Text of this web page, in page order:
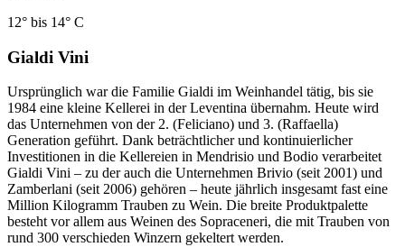
12° bis 14° C
Gialdi Vini
Ursprünglich war die Familie Gialdi im Weinhandel tätig, bis sie
1984 eine kleine Kellerei in der Leventina übernahm. Heute wird
das Unternehmen von der 2. (Feliciano) und 3. (Raffaella)
Generation geführt. Dank beträchtlicher und kontinuierlicher
Investitionen in die Kellereien in Mendrisio und Bodio verarbeitet
Gialdi Vini – zu der auch die Unternehmen Brivio (seit 2001) und
Zamberlani (seit 2006) gehören – heute jährlich insgesamt fast eine
Million Kilogramm Trauben zu Wein. Die breite Produktpalette
besteht vor allem aus Weinen des Sopraceneri, die mit Trauben von
rund 300 verschieden Winzern gekeltert werden.